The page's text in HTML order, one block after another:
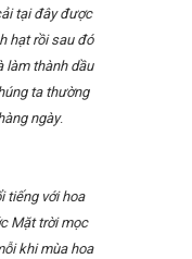
tại đây được
hạt rồi sau đó
làm thành dầu
ta thường
ngày.
tiếng với hoa
Mặt trời mọc
khi mùa hoa